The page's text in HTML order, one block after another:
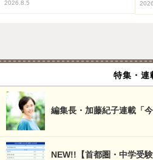
2026.8.5
特集・連
編集長・加藤紀子連載「
NEW!!【首都圏・中学受